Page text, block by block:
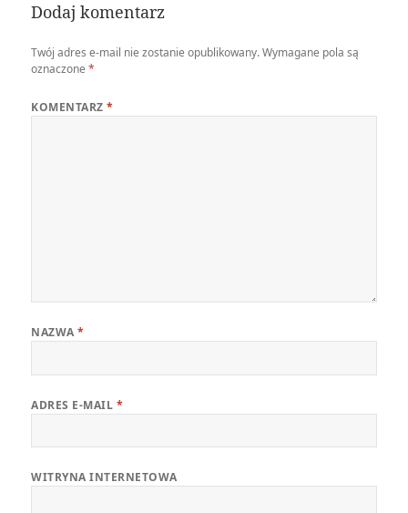
Dodaj komentarz
Twój adres e-mail nie zostanie opublikowany. Wymagane pola są
oznaczone*
KOMENTARZ*
NAZWA*
ADRES E-MAIL *
WITRYNA INTERNETOWA